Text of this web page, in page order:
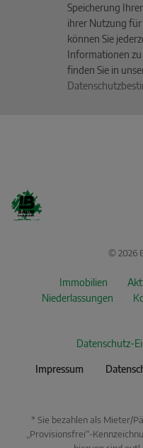
Speicherung
ihrer Nutzung
können Sie
Informationen
finden Sie in
© 2026
Immobilien
Niederlassungen
Datenschutz-
Impressum
* Sie bezahlen als Mieter/
„Provisionsfrei“-